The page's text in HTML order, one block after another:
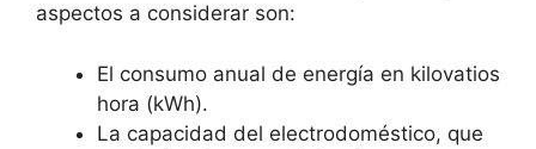
aspectos a considerar son:
El consumo anual de energía en kilovatios
hora (kWh).
La capacidad del electrodoméstico, que